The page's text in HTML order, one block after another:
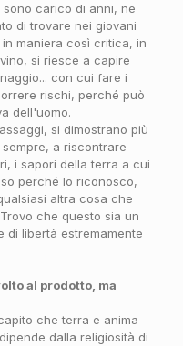
carico di anni, ne
di trovare nei giovani
maniera così critica, in
si riesce a capire
con cui fare i
rischi, perché può
dell'uomo.
si dimostrano più
a riscontrare
i sapori della terra a cui
perché lo riconosco,
altra cosa che
che questo sia un
di libertà estremamente
al prodotto, ma
che terra e anima
dalla religiosità di